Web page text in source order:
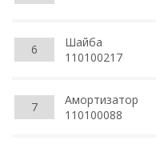
6
Шайба
110100217
7
Амортизатор
110100088